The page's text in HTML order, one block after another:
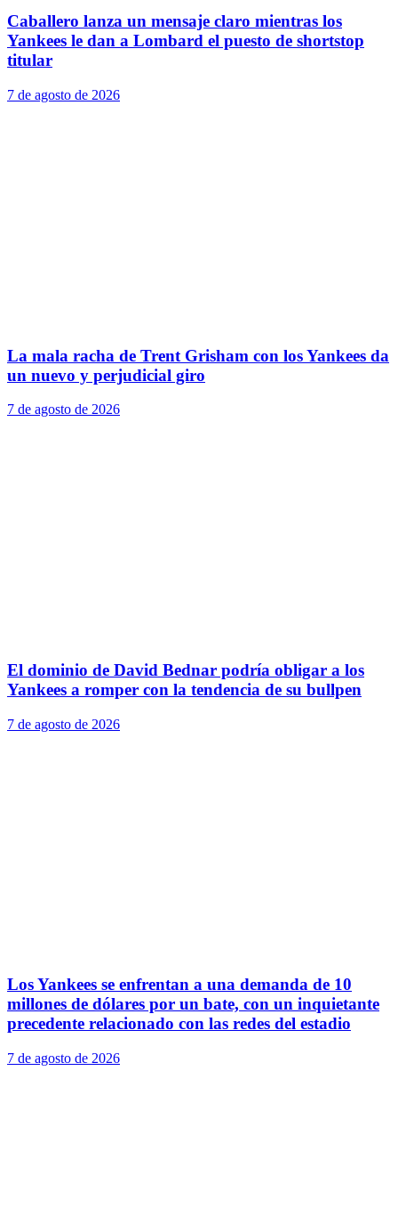
Caballero lanza un mensaje claro mientras los
Yankees le dan a Lombard el puesto de shortstop
titular
7 de agosto de 2026
La mala racha de Trent Grisham con los Yankees da
un nuevo y perjudicial giro
7 de agosto de 2026
El dominio de David Bednar podría obligar a los
Yankees a romper con la tendencia de su bullpen
7 de agosto de 2026
Los Yankees se enfrentan a una demanda de 10
millones de dólares por un bate, con un inquietante
precedente relacionado con las redes del estadio
7 de agosto de 2026